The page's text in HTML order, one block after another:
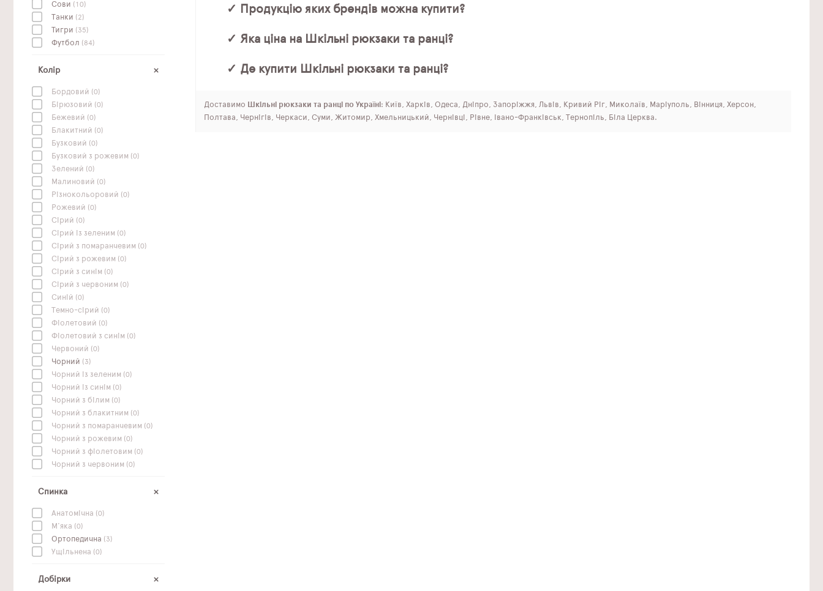
Сови (10)
Танки (2)
Тигри (35)
Футбол (84)
Колір
Бордовий (0)
Бірюзовий (0)
Бежевий (0)
Блакитний (0)
Бузковий (0)
Бузковий з рожевим (0)
Зелений (0)
Малиновий (0)
Різнокольоровий (0)
Рожевий (0)
Сірий (0)
Сірий із зеленим (0)
Сірий з помаранчевим (0)
Сірий з рожевим (0)
Сірий з синім (0)
Сірий з червоним (0)
Синій (0)
Темно-сірий (0)
Фіолетовий (0)
Фіолетовий з синім (0)
Червоний (0)
Чорний (3)
Чорний із зеленим (0)
Чорний із синім (0)
Чорний з білим (0)
Чорний з блакитним (0)
Чорний з помаранчевим (0)
Чорний з рожевим (0)
Чорний з фіолетовим (0)
Чорний з червоним (0)
Спинка
Анатомічна (0)
М'яка (0)
Ортопедична (3)
Ущільнена (0)
Добірки
✓ Продукцію яких брендів можна купити?
✓ Яка ціна на Шкільні рюкзаки та ранці?
✓ Де купити Шкільні рюкзаки та ранці?
Доставимо Шкільні рюкзаки та ранці по Україні : Київ, Харків, Одеса, Дніпро, Запоріжжя, Львів, Кривий Ріг, Миколаїв, Маріуполь, Вінниця, Херсон,
Полтава, Чернігів, Черкаси, Суми, Житомир, Хмельницький, Чернівці, Рівне, Івано-Франківськ, Тернопіль, Біла Церква.